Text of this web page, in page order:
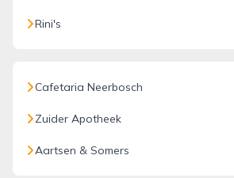
Rini's
Cafetaria Neerbosch
Zuider Apotheek
Aartsen & Somers